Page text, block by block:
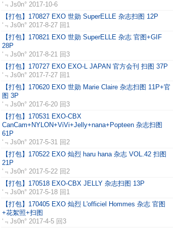
‘﹃Js0n° 2017-10-6
【打包】170827 EXO 世勋 SuperELLE 杂志扫图 12P
‘﹃Js0n° 2017-8-27 回1
【打包】170821 EXO 世勋 SuperELLE 杂志 官图+GIF
28P
‘﹃Js0n° 2017-8-21 回3
【打包】170727 EXO EXO-L JAPAN 官方会刊 扫图 37P
‘﹃Js0n° 2017-7-27 回1
【打包】170620 EXO 世勋 Marie Claire 杂志扫图 11P+官
图 3P
‘﹃Js0n° 2017-6-20 回3
【打包】170531 EXO-CBX
CanCam+NYLON+ViVi+Jelly+nana+Popteen 杂志扫图
61P
‘﹃Js0n° 2017-5-31 回2
【打包】170522 EXO 灿烈 haru hana 杂志 VOL.42 扫图
21P
‘﹃Js0n° 2017-5-22 回2
【打包】170518 EXO-CBX JELLY 杂志扫图 13P
‘﹃Js0n° 2017-5-18 回1
【打包】170405 EXO 灿烈 L'officiel Hommes 杂志 官图
+花絮照+扫图
‘﹃Js0n° 2017-4-5 回3